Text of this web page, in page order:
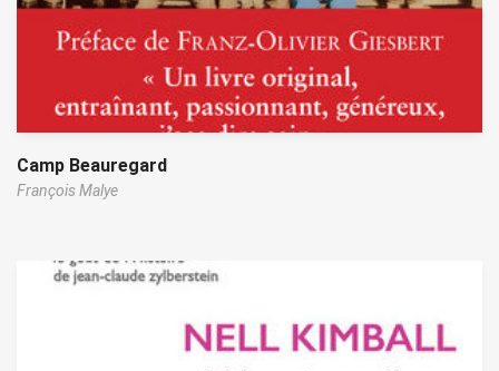
Camp Beauregard
François Malye